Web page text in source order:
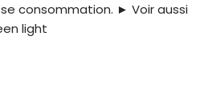
consommation. ► Voir aussi
light